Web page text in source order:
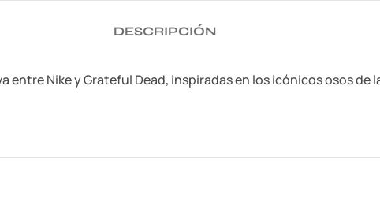
DESCRIPCIÓN
entre Nike y Grateful Dead, inspiradas en los icónicos osos